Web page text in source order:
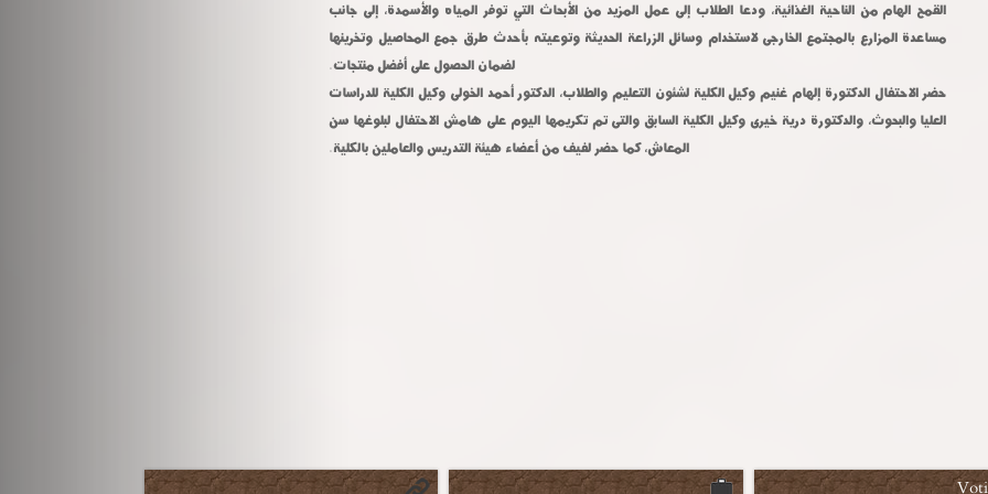
القمح الهام من الناحية الغذائية، ودعا الطلاب إلى عمل المزيد من الأبحاث التي توفر المياه والأسمدة، إلى جانب
مساعدة المزارع بالمجتمع الخارجى لاستخدام وسائل الزراعة الحديثة وتوعيته بأحدث طرق جمع المحاصيل وتخرينها
لضمان الحصول على أفضل منتجات.
حضر الاحتفال الدكتورة إلهام غنيم وكيل الكلية لشئون التعليم والطلاب، الدكتور أحمد الخولى وكيل الكلية للدراسات
العليا والبحوث، والدكتورة درية خيرى وكيل الكلية السابق والتى تم تكريمها اليوم على هامش الاحتفال لبلوغها سن
المعاش، كما حضر لفيف من أعضاء هيئة التدريس والعاملين بالكلية.